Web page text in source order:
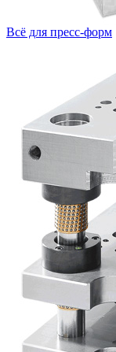
Всё для пресс-форм